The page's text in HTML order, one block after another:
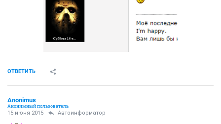
ОТВЕТИТЬ
Anоnimus
Анонимный пользователь
15 июня 2015 Автоинформатор